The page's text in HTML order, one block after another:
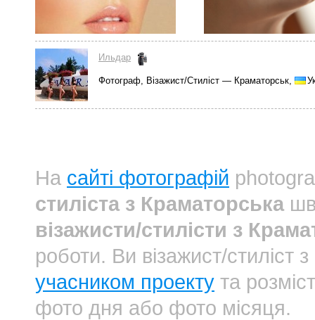
Ильдар
Фотограф, Візажист/Стиліст — Краматорськ,
На сайті фотографій
стиліста з Краматорська
візажисти/стилісти з
роботи. Ви візажист/
учасником проекту та
фото дня або фото місяця.